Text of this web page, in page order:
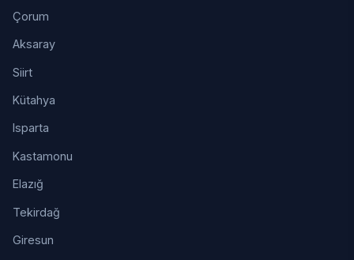
Çorum
Aksaray
Siirt
Kütahya
Isparta
Kastamonu
Elazığ
Tekirdağ
Giresun